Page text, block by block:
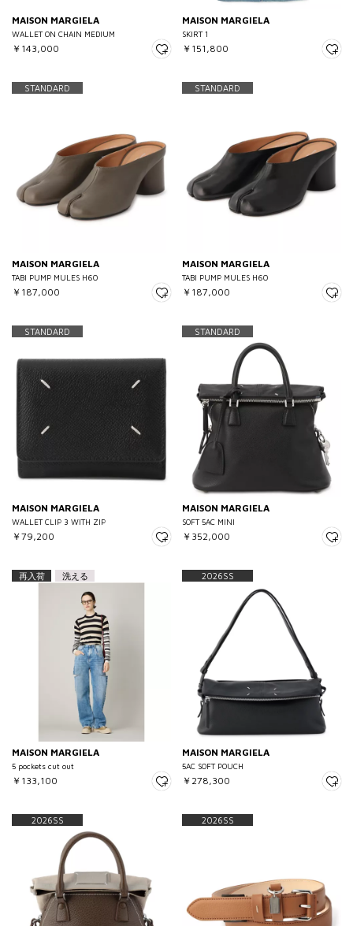
MAISON MARGIELA
WALLET ON CHAIN MEDIUM
￥143,000
MAISON MARGIELA
SKIRT 1
￥151,800
STANDARD
MAISON MARGIELA
TABI PUMP MULES H60
￥187,000
STANDARD
MAISON MARGIELA
TABI PUMP MULES H60
￥187,000
STANDARD
MAISON MARGIELA
WALLET CLIP 3 WITH ZIP
￥79,200
STANDARD
MAISON MARGIELA
SOFT 5AC MINI
￥352,000
再入荷 洗える
MAISON MARGIELA
5 pockets cut out
￥133,100
2026SS
MAISON MARGIELA
5AC SOFT POUCH
￥278,300
2026SS 2026SS